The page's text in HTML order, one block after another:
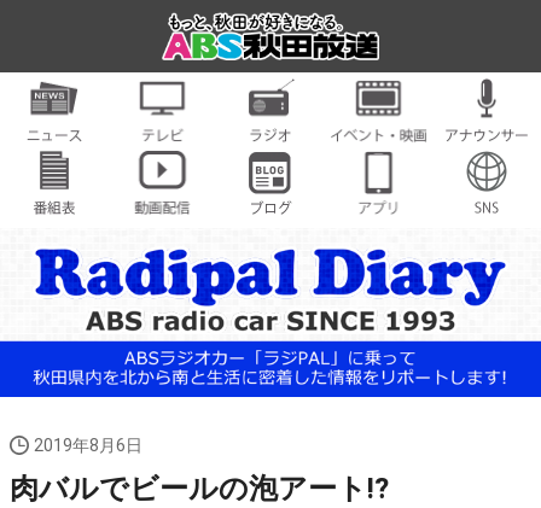
2019年8月6日
肉バルでビールの泡アート!?